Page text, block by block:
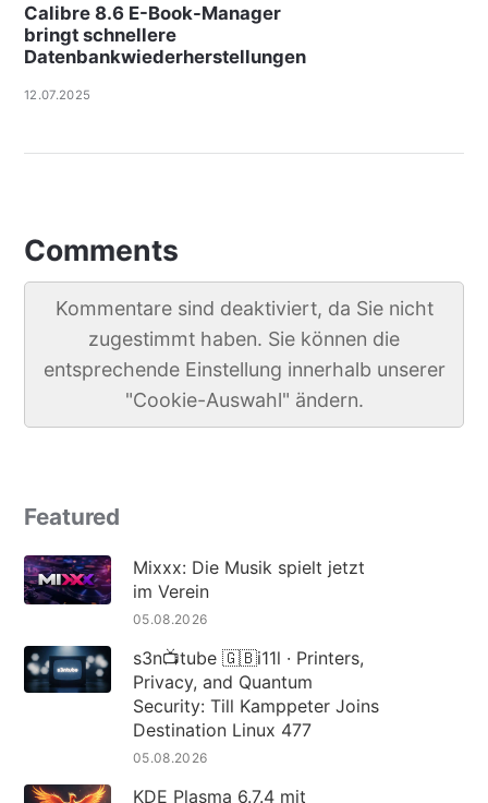
Calibre 8.6 E-Book-Manager
bringt schnellere
Datenbankwiederherstellungen
12.07.2025
Comments
Kommentare sind deaktiviert, da Sie nicht
zugestimmt haben. Sie können die
entsprechende Einstellung innerhalb unserer
"Cookie-Auswahl" ändern.
Featured
Mixxx: Die Musik spielt jetzt
im Verein
05.08.2026
s3n📺tube 🇬🇧i11l · Printers,
Privacy, and Quantum
Security: Till Kamppeter Joins
Destination Linux 477
05.08.2026
KDE Plasma 6.7.4 mit